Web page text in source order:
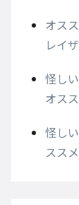
オス
レイ
怪し
オス
怪し
スス